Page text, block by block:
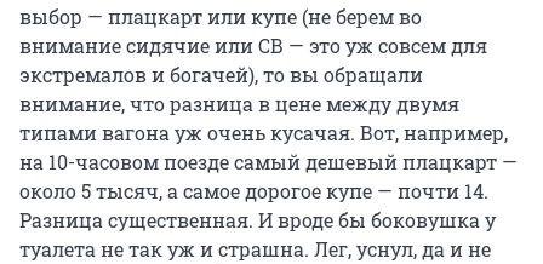
выбор — плацкарт или купе (не берем во
внимание сидячие или СВ — это уж совсем для
экстремалов и богачей), то вы обращали
внимание, что разница в цене между двумя
типами вагона уж очень кусачая. Вот, например,
на 10-часовом поезде самый дешевый плацкарт —
около 5 тысяч, а самое дорогое купе — почти 14.
Разница существенная. И вроде бы боковушка у
туалета не так уж и страшна. Лег, уснул, да и не